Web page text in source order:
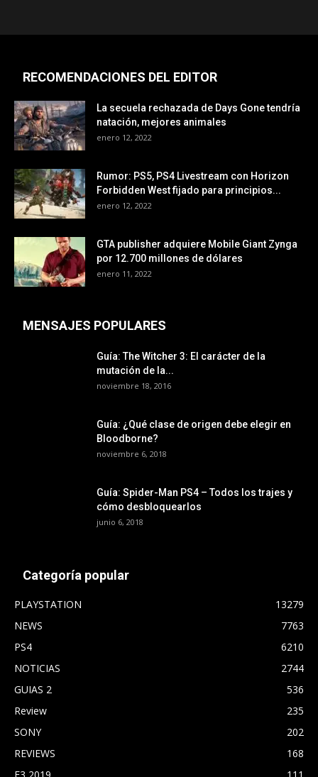
RECOMENDACIONES DEL EDITOR
La secuela rechazada de Days Gone tendría
natación, mejores animales
enero 12, 2022
Rumor: PS5, PS4 Livestream con Horizon
Forbidden West fijado para principios...
enero 12, 2022
GTA publisher adquiere Mobile Giant Zynga
por 12.700 millones de dólares
enero 11, 2022
MENSAJES POPULARES
Guía: The Witcher 3: El carácter de la
mutación de la...
noviembre 18, 2016
Guía: ¿Qué clase de origen debe elegir en
Bloodborne?
noviembre 6, 2018
Guía: Spider-Man PS4 – Todos los trajes y
cómo desbloquearlos
junio 6, 2018
Categoría popular
PLAYSTATION
13279
NEWS
7763
PS4
6210
NOTICIAS
2744
GUIAS 2
536
Review
235
SONY
202
REVIEWS
168